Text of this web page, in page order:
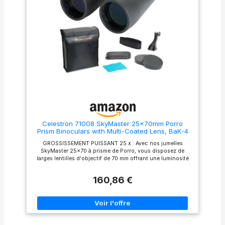
Tête plateau à 3 directions
avec niveau à bulle. Plateau
rapide produit 2: Leviers
rapides de blocage des
jambes produit 2: Dimensions
du produit(L x l x h) : 12,1 x 12
x 61,4 cm
Tête plateau à 3 directions
avec niveau à bulle. Plateau
rapide produit 2: Leviers
rapides de blocage des
jambes produit 2: Dimensions
du produit(L x l x h) : 12,1 x 12
x 61,4 cm
Celestron 71008 SkyMaster 25x70mm Porro
Prism Binoculars with Multi-Coated Lens, BaK-4
GROSSISSEMENT PUISSANT 25 x : Avec nos jumelles
SkyMaster 25x70 à prisme de Porro, vous disposez de
larges lentilles d'objectif de 70 mm offrant une luminosité
d'image maximale dans des conditions de faible luminosité
bouton de mise au point central pour une mise au point
optiques multicouches pour des vues nettes et claires
PROTECTION ET PRISE EN MAIN : revêtement protecteur en
caoutchouc pour une prise en main ultra-forte qui répond
160,86 €